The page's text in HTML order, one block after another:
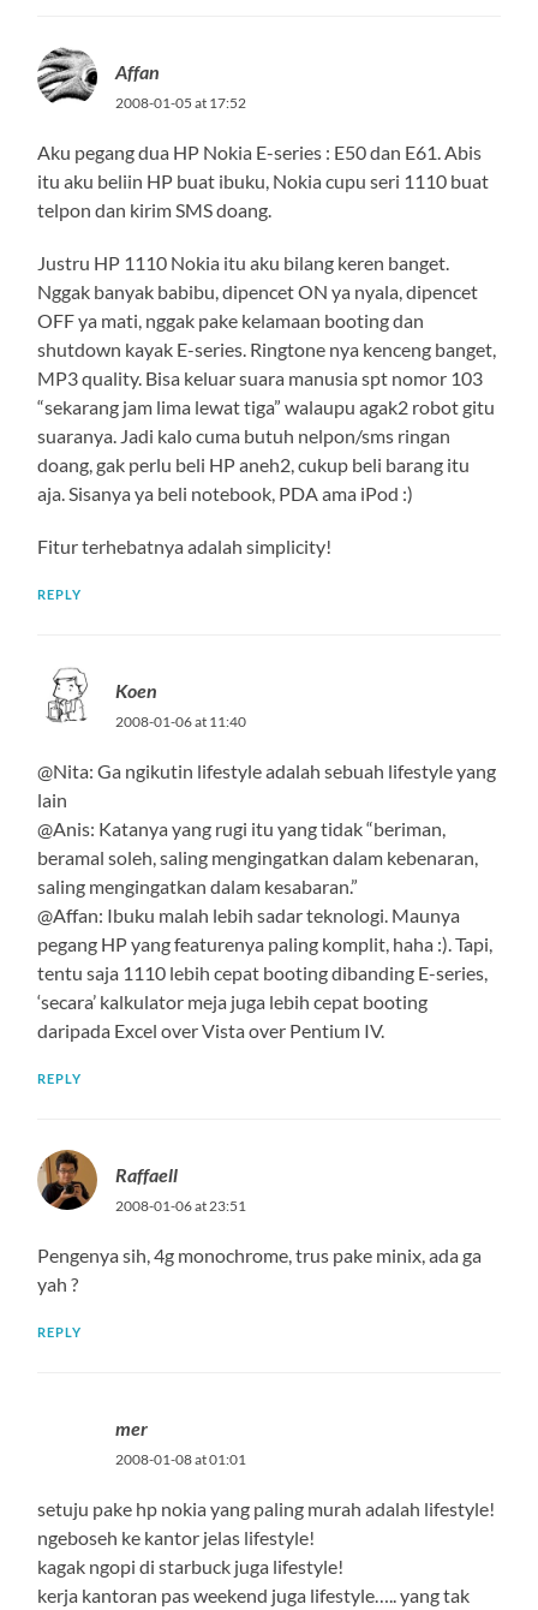
Affan
2008-01-05 at 17:52
Aku pegang dua HP Nokia E-series : E50 dan E61. Abis
itu aku beliin HP buat ibuku, Nokia cupu seri 1110 buat
telpon dan kirim SMS doang.
Justru HP 1110 Nokia itu aku bilang keren banget.
Nggak banyak babibu, dipencet ON ya nyala, dipencet
OFF ya mati, nggak pake kelamaan booting dan
shutdown kayak E-series. Ringtone nya kenceng banget,
MP3 quality. Bisa keluar suara manusia spt nomor 103
“sekarang jam lima lewat tiga” walaupu agak2 robot gitu
suaranya. Jadi kalo cuma butuh nelpon/sms ringan
doang, gak perlu beli HP aneh2, cukup beli barang itu
aja. Sisanya ya beli notebook, PDA ama iPod :)
Fitur terhebatnya adalah simplicity!
REPLY
Koen
2008-01-06 at 11:40
@Nita: Ga ngikutin lifestyle adalah sebuah lifestyle yang
lain
@Anis: Katanya yang rugi itu yang tidak “beriman,
beramal soleh, saling mengingatkan dalam kebenaran,
saling mengingatkan dalam kesabaran.”
@Affan: Ibuku malah lebih sadar teknologi. Maunya
pegang HP yang featurenya paling komplit, haha :). Tapi,
tentu saja 1110 lebih cepat booting dibanding E-series,
‘secara’ kalkulator meja juga lebih cepat booting
daripada Excel over Vista over Pentium IV.
REPLY
Raffaell
2008-01-06 at 23:51
Pengenya sih, 4g monochrome, trus pake minix, ada ga
yah ?
REPLY
mer
2008-01-08 at 01:01
setuju pake hp nokia yang paling murah adalah lifestyle!
ngeboseh ke kantor jelas lifestyle!
kagak ngopi di starbuck juga lifestyle!
kerja kantoran pas weekend juga lifestyle….. yang tak